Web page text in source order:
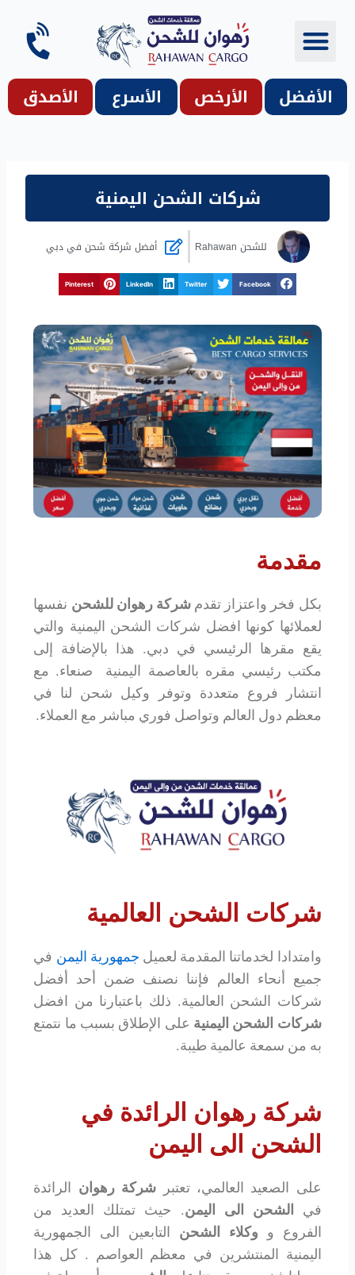
المحتوى
الأفضل الأرخص الأسرع الأصدق
شركات الشحن اليمنية
للشحن أفضل شركة شحن في دبي
Facebook
Twitter
LinkedIn
Pinterest
مقدمة
بكل فخر واعتزاز تقدمشركة رهوان للشحن نفسها
لعملائها كونها افضل شركات الشحن اليمنية والتي
يقع مقرها الرئيسي في دبي. هذا بالإضافة إلى
مكتب رئيسي مقره بالعاصمة اليمنية صنعاء. مع
انتشار فروع متعددة وتوفر وكيل شحن لنا في
معظم دول العالم وتواصل فوري مباشر مع العملاء.
شركات الشحن العالمية
وامتدادا لخدماتنا المقدمة لعميل جمهورية اليمن في
جميع أنحاء العالم فإننا نصنف ضمن أحد أفضل
شركات الشحن العالمية. ذلك باعتبارنا من افضل
شركات الشحن اليمنية على الإطلاق بسبب ما نتمتع
به من سمعة عالمية طيبة.
شركة رهوان الرائدة في
الشحن الى اليمن
على الصعيد العالمي، تعتبر شركة رهوان الرائدة
في
الشحن الى اليمن. حيث تمتلك العديد من
الفروع و وكلاء الشحن التابعين الى الجمهورية
اليمنية المنتشرين في معظم العواصم . كل هذا